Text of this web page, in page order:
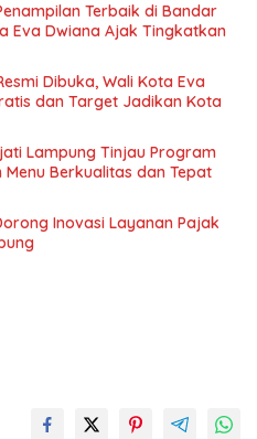
Terbaik di Bandar
Eva Dwiana Ajak Tingkatkan
Dibuka, Wali Kota Eva
dan Target Jadikan Kota
Lampung Tinjau Program
Berkualitas dan Tepat
Inovasi Layanan Pajak